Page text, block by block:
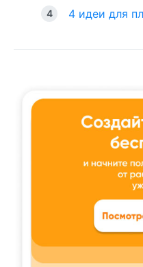
4 идеи для